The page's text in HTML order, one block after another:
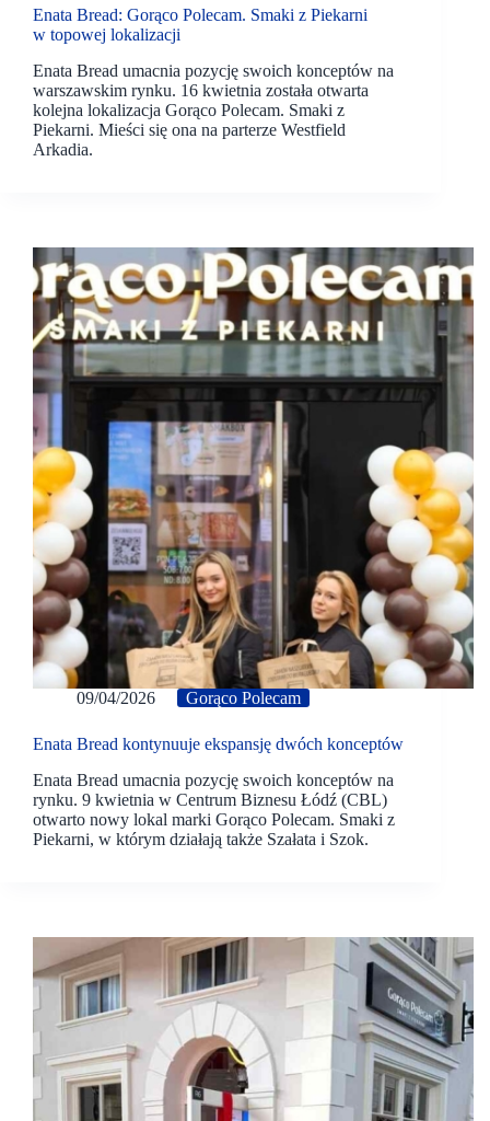
Enata Bread: Gorąco Polecam. Smaki z Piekarni
w topowej lokalizacji
Enata Bread umacnia pozycję swoich konceptów na
warszawskim rynku. 16 kwietnia została otwarta
kolejna lokalizacja Gorąco Polecam. Smaki z
Piekarni. Mieści się ona na parterze Westfield
Arkadia.
09/04/2026 Gorąco Polecam
Enata Bread kontynuuje ekspansję dwóch konceptów
Enata Bread umacnia pozycję swoich konceptów na
rynku. 9 kwietnia w Centrum Biznesu Łódź (CBL)
otwarto nowy lokal marki Gorąco Polecam. Smaki z
Piekarni, w którym działają także Szałata i Szok.